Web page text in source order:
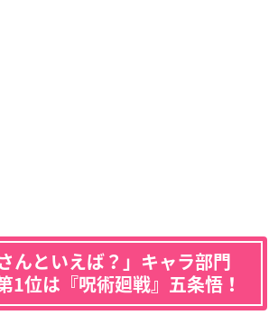
んといえば？」キャラ部門
1位は『呪術廻戦』五条悟！